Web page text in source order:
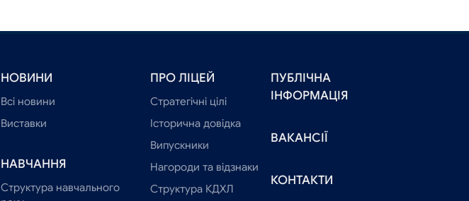
НОВИНИ
Всі новини
Виставки
НАВЧАННЯ
Структура навчального
ПРО ЛІЦЕЙ
Стратегічні цілі
Історична довідка
Випускники
Нагороди та відзнаки
Структура КДХЛ
ПУБЛІЧНА
ІНФОРМАЦІЯ
ВАКАНСІЇ
КОНТАКТИ